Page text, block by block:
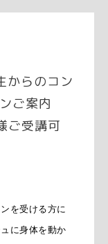
からのコン
ご案内
ご受講可
を受ける方に
に身体を動か